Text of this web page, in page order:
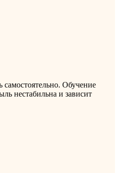
Обучение
нестабильна и зависит